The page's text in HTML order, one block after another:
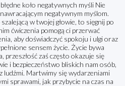
koło negatywnych myśli Nie
negatywnym myślom.
w twojej głowie, to sięgnij po
ćwiczenia pomogą ci przerwać
aby doświadczyć spokoju i ulgi oraz
sensem życie. Życie bywa
przeszłość zaś często okazuje się
i bezpieczeństwo bliskich nam osób,
ludźmi. Martwimy się wydarzeniami
sprawami, jak przybycie na czas na